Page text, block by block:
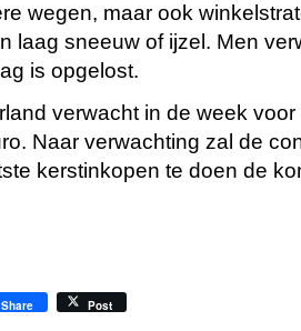
wegen, maar ook
laag sneeuw of ijzel. Men
is opgelost.
verwacht in de week
Naar verwachting zal de
kerstinkopen te doen de
Share Post